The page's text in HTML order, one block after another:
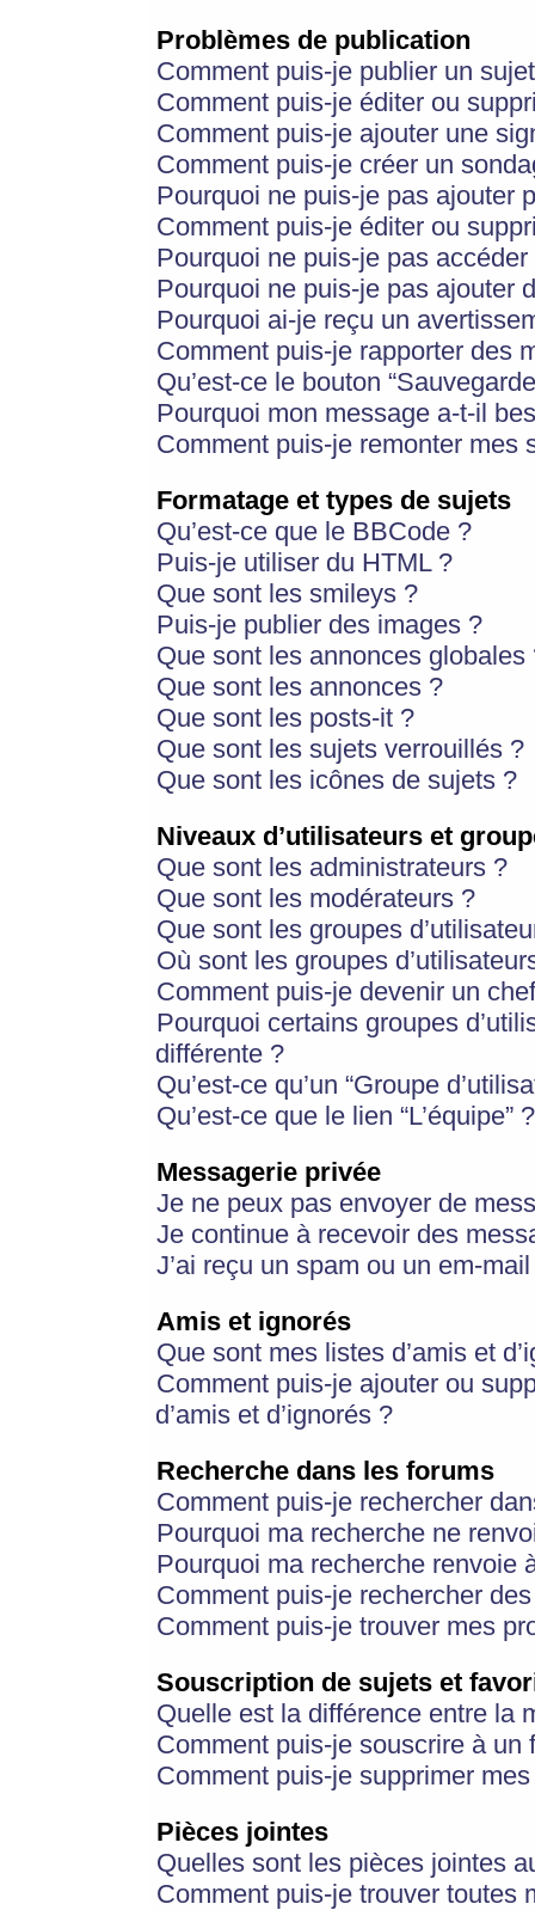
Problèmes de publication
Comment puis-je publier un
Comment puis-je éditer ou
Comment puis-je ajouter une
Comment puis-je créer un
Pourquoi ne puis-je pas ajouter
Comment puis-je éditer ou
Pourquoi ne puis-je pas
Pourquoi ne puis-je pas ajouter
Pourquoi ai-je reçu un
Comment puis-je rapporter des
Qu’est-ce le bouton
Pourquoi mon message a-t-il
Comment puis-je remonter mes
Formatage et types de sujets
Qu’est-ce que le BBCode ?
Puis-je utiliser du HTML ?
Que sont les smileys ?
Puis-je publier des images ?
Que sont les annonces globales
Que sont les annonces ?
Que sont les posts-it ?
Que sont les sujets verrouillés ?
Que sont les icônes de sujets ?
Niveaux d’utilisateurs et
Que sont les administrateurs ?
Que sont les modérateurs ?
Que sont les groupes
Où sont les groupes
Comment puis-je devenir un
Pourquoi certains groupes
différente ?
Qu’est-ce qu’un “Groupe
Qu’est-ce que le lien “L’équipe” ?
Messagerie privée
Je ne peux pas envoyer de
Je continue à recevoir des
J’ai reçu un spam ou un em-
Amis et ignorés
Que sont mes listes d’amis et
Comment puis-je ajouter ou
d’amis et d’ignorés ?
Recherche dans les forums
Comment puis-je rechercher
Pourquoi ma recherche ne
Pourquoi ma recherche renvoie
Comment puis-je rechercher
Comment puis-je trouver mes
Souscription de sujets et
Quelle est la différence entre la
Comment puis-je souscrire à
Comment puis-je supprimer
Pièces jointes
Quelles sont les pièces jointes
Comment puis-je trouver toutes